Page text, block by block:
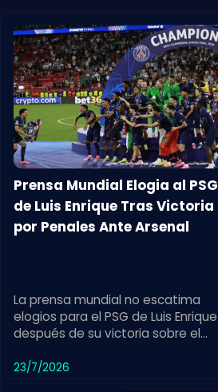
Prensa Mundial Elogia al PSG
de Luis Enrique Tras Victoria
por Penales Ante Arsenal
La prensa mundial no escatima
elogios para el PSG de Luis Enrique
después de su victoria sobre el
de penales. Un triunfo destacado.
23/7/2026